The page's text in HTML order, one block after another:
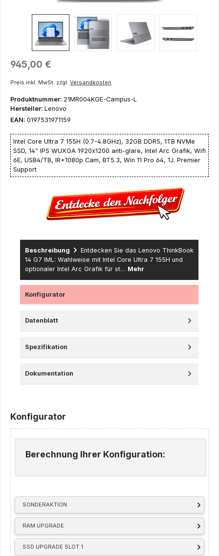
Regulärer Preis:
945,00 €
Preis inkl. MwSt. zzgl. Versandkosten
Produktnummer: 21MR004KGE-Campus-L
Hersteller: Lenovo
EAN: 0197531971159
Intel Core Ultra 7 155H (0.7-4.8GHz), 32GB DDR5, 1TB NVMe
SSD, 14” IPS WUXGA 1920x1200 anti-glare, Intel Arc Grafik, Wifi
6E, USB4/TB, IR+1080p Cam, BT5.3, Win 11 Pro 64, 1J. Premier
Support
Beschreibung
Entdecken Sie das Lenovo ThinkBook
14 G7 IML: Wahlweise mit Intel Core Ultra 7 155H und
optionaler Intel Arc Grafik für st… Mehr
Konfigurator
Datenblatt
Spezifikation
Dokumentation
Konfigurator
SONDERAKTION
RAM UPGRADE
SSD UPGRADE SLOT 1
Berechnung Ihrer Konfiguration: